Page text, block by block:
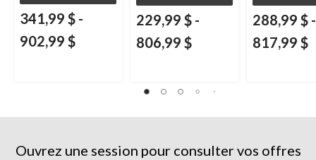
341,99 $ -
902,99 $
229,99 $ -
806,99 $
288,99 $ -
817,99 $
Ouvrez une session pour consulter vos offres